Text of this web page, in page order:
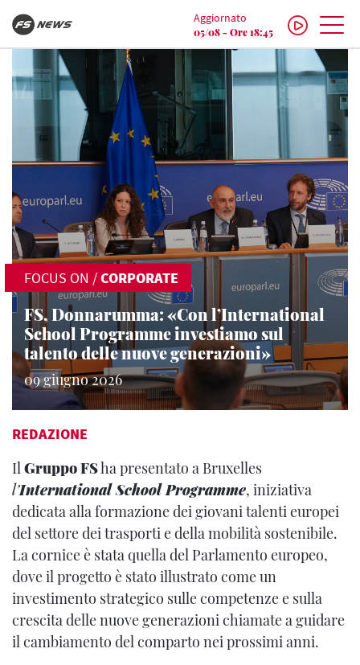
Aggiornato
05/08 - Ore 18:45
FOCUS ON /CORPORATE
FS, Donnarumma: «Con l’International
School Programme investiamo sul
talento delle nuove generazioni»
09 giugno 2026
REDAZIONE
IlGruppo FSha presentato a Bruxelles
l’International School Programme, iniziativa
dedicata alla formazione dei giovani talenti europei
del settore dei trasporti e della mobilità sostenibile.
La cornice è stata quella del Parlamento europeo,
dove il progetto è stato illustrato come un
investimento strategico sulle competenze e sulla
crescita delle nuove generazioni chiamate a guidare
il cambiamento del comparto nei prossimi anni.